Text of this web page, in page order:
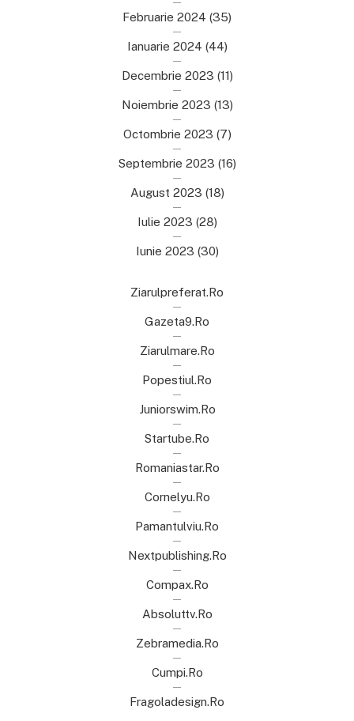
Februarie 2024 (35)
Ianuarie 2024 (44)
Decembrie 2023 (11)
Noiembrie 2023 (13)
Octombrie 2023 (7)
Septembrie 2023 (16)
August 2023 (18)
Iulie 2023 (28)
Iunie 2023 (30)
Ziarulpreferat.ro
Gazeta9.ro
Ziarulmare.ro
Popestiul.ro
Juniorswim.ro
Startube.ro
Romaniastar.ro
Cornelyu.ro
Pamantulviu.ro
Nextpublishing.ro
Compax.ro
Absoluttv.ro
Zebramedia.ro
Cumpi.ro
Fragoladesign.ro